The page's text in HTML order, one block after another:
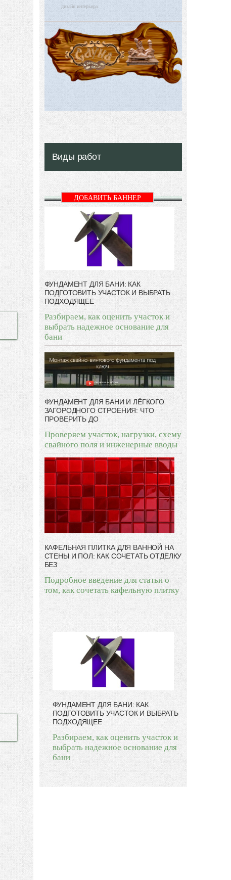
дизайн интерьера
Виды работ
ДОБАВИТЬ БАННЕР
ФУНДАМЕНТ ДЛЯ БАНИ: КАК
ПОДГОТОВИТЬ УЧАСТОК И ВЫБРАТЬ
ПОДХОДЯЩЕЕ
Разбираем, как оценить участок и
выбрать надежное основание для
бани
ФУНДАМЕНТ ДЛЯ БАНИ И ЛЁГКОГО
ЗАГОРОДНОГО СТРОЕНИЯ: ЧТО
ПРОВЕРИТЬ ДО
Проверяем участок, нагрузки, схему
свайного поля и инженерные вводы
КАФЕЛЬНАЯ ПЛИТКА ДЛЯ ВАННОЙ НА
СТЕНЫ И ПОЛ: КАК СОЧЕТАТЬ ОТДЕЛКУ
БЕЗ
Подробное введение для статьи о
том, как сочетать кафельную плитку
ФУНДАМЕНТ ДЛЯ БАНИ: КАК
ПОДГОТОВИТЬ УЧАСТОК И ВЫБРАТЬ
ПОДХОДЯЩЕЕ
Разбираем, как оценить участок и
выбрать надежное основание для
бани